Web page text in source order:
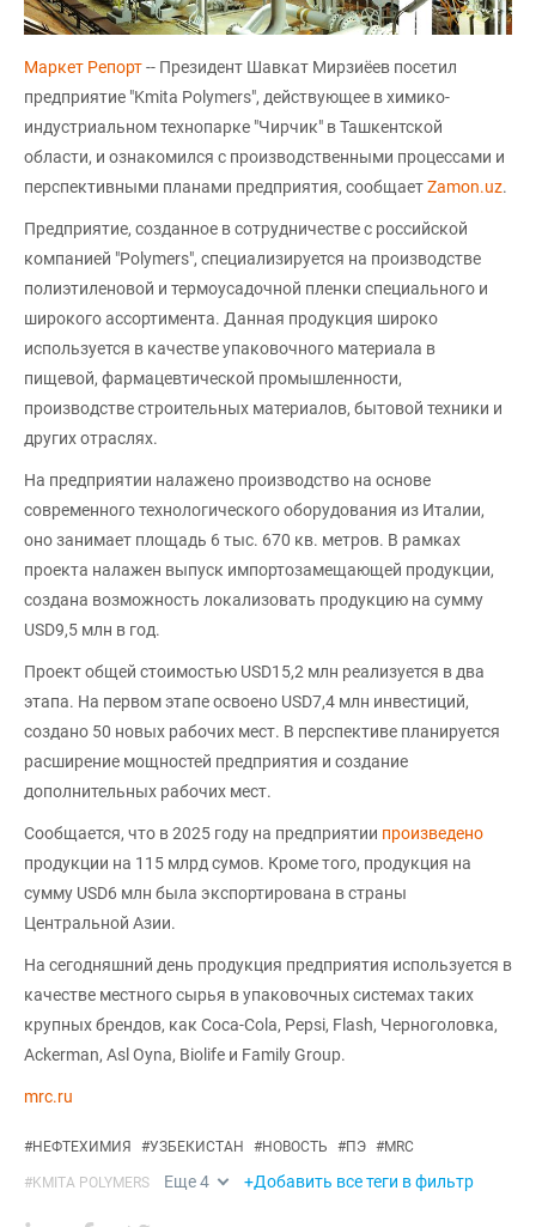
Маркет Репорт-- Президент Шавкат Мирзиёев посетил
предприятие "Kmita Polymers", действующее в химико-
индустриальном технопарке "Чирчик" в Ташкентской
области, и ознакомился с производственными процессами и
перспективными планами предприятия, сообщаетZamon.uz.
Предприятие, созданное в сотрудничестве с российской
компанией "Polymers", специализируется на производстве
полиэтиленовой и термоусадочной пленки специального и
широкого ассортимента. Данная продукция широко
используется в качестве упаковочного материала в
пищевой, фармацевтической промышленности,
производстве строительных материалов, бытовой техники и
других отраслях.
На предприятии налажено производство на основе
современного технологического оборудования из Италии,
оно занимает площадь 6 тыс. 670 кв. метров. В рамках
проекта налажен выпуск импортозамещающей продукции,
создана возможность локализовать продукцию на сумму
USD9,5 млн в год.
Проект общей стоимостью USD15,2 млн реализуется в два
этапа. На первом этапе освоено USD7,4 млн инвестиций,
создано 50 новых рабочих мест. В перспективе планируется
расширение мощностей предприятия и создание
дополнительных рабочих мест.
Сообщается, что в 2025 году на предприятии произведено
продукции на 115 млрд сумов. Кроме того, продукция на
сумму USD6 млн была экспортирована в страны
Центральной Азии.
На сегодняшний день продукция предприятия используется в
качестве местного сырья в упаковочных системах таких
крупных брендов, как Coca-Cola, Pepsi, Flash, Черноголовка,
Ackerman, Asl Oyna, Biolife и Family Group.
mrc.ru
#НЕФТЕХИМИЯ #УЗБЕКИСТАН #НОВОСТЬ #ПЭ #MRC
#KMITA POLYMERS Еще4 +Добавить все теги в фильтр